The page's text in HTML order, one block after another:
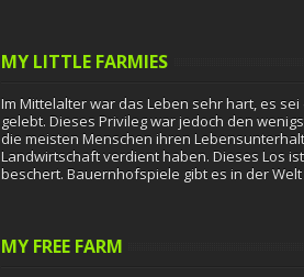
MY LITTLE FARMIES
Im Mittelalter war das Leben sehr hart, es
gelebt. Dieses Privileg war jedoch den
die meisten Menschen ihren
Landwirtschaft verdient haben. Dieses Los
beschert. Bauernhofspiele gibt es in der
MY FREE FARM